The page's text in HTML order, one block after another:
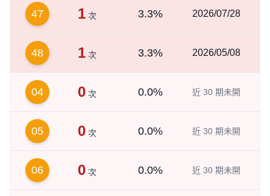
47 1 次 3.3% 2026/07/28
48 1 次 3.3% 2026/05/08
04 0 次 0.0% 近 30 期未開
05 0 次 0.0% 近 30 期未開
06 0 次 0.0% 近 30 期未開